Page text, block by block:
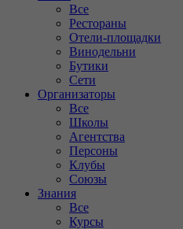
Все
Рестораны
Отели-площадки
Винодельни
Бутики
Сети
Организаторы
Все
Школы
Агентства
Персоны
Клубы
Союзы
Знания
Все
Курсы